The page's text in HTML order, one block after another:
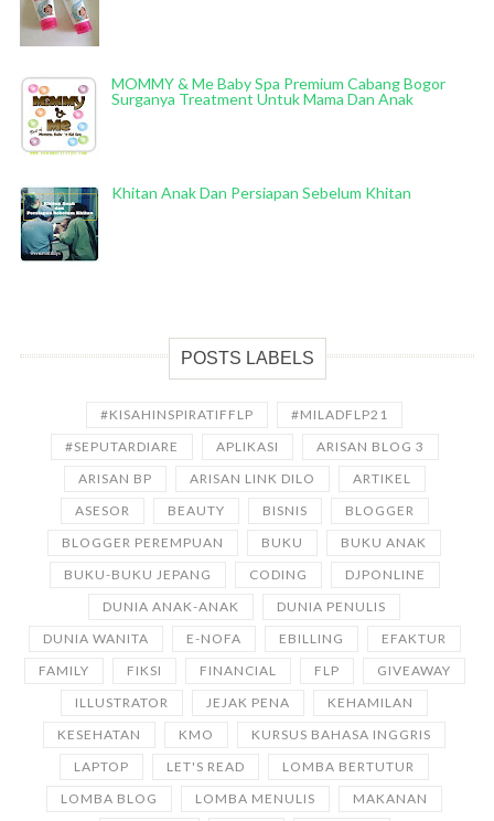
MOMMY & Me Baby Spa Premium Cabang Bogor
Surganya Treatment Untuk Mama Dan Anak
Khitan Anak Dan Persiapan Sebelum Khitan
POSTS LABELS
#KISAHINSPIRATIFFLP
#MILADFLP21
#SEPUTARDIARE
APLIKASI
ARISAN BLOG 3
ARISAN BP
ARISAN LINK DILO
ARTIKEL
ASESOR
BEAUTY BISNIS
BLOGGER
BLOGGER PEREMPUAN
BUKU
BUKU ANAK
BUKU-BUKU JEPANG
CODING
DJPONLINE
DUNIA ANAK-ANAK
DUNIA PENULIS
DUNIA WANITA
E-NOFA EBILLING
EFAKTUR
FAMILY
FIKSI FINANCIAL FLP
GIVEAWAY
ILLUSTRATOR
JEJAK PENA
KEHAMILAN
KESEHATAN
KMO
KURSUS BAHASA INGGRIS
LAPTOP
LET'S READ
LOMBA BERTUTUR
LOMBA BLOG
LOMBA MENULIS
MAKANAN